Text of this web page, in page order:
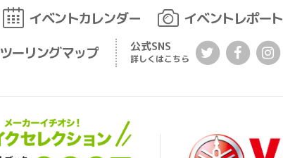
イベントカレンダー イベントレポート
ツーリングマップ 公式SNS
詳しくはこちら